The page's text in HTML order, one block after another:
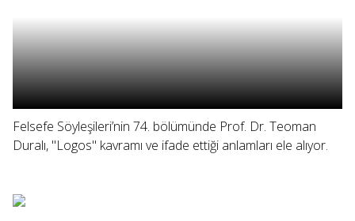
Felsefe Söyleşileri’nin 74. bölümünde Prof. Dr. Teoman
Duralı, "Logos" kavramı ve ifade ettiği anlamları ele alıyor.